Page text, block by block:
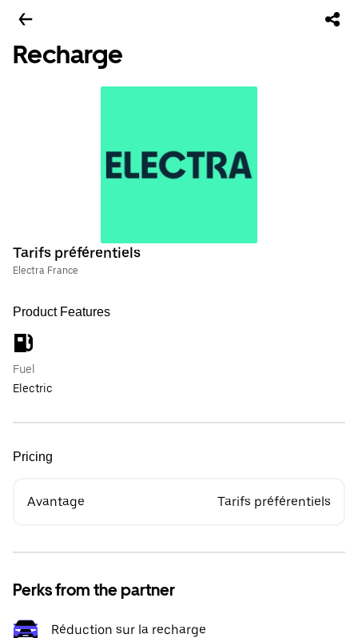
Recharge
Tarifs préférentiels
Electra France
Product Features
Fuel
Electric
Pricing
Avantage Tarifs préférentiels
Perks from the partner
Réduction sur la recharge